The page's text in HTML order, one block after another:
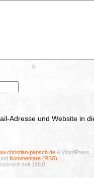
Adresse und Website in
pansch.de& WordPress
und Kommentare (RSS)
seit 1981!